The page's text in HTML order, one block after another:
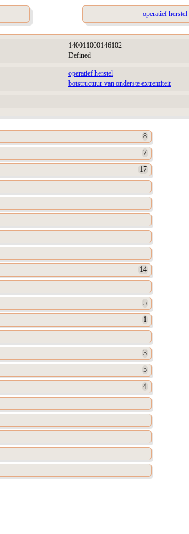
operatief
140011000146102
Defined
operatief herstel
botstructuur van onderste extremiteit
8
7
17
14
5
1
3
5
4